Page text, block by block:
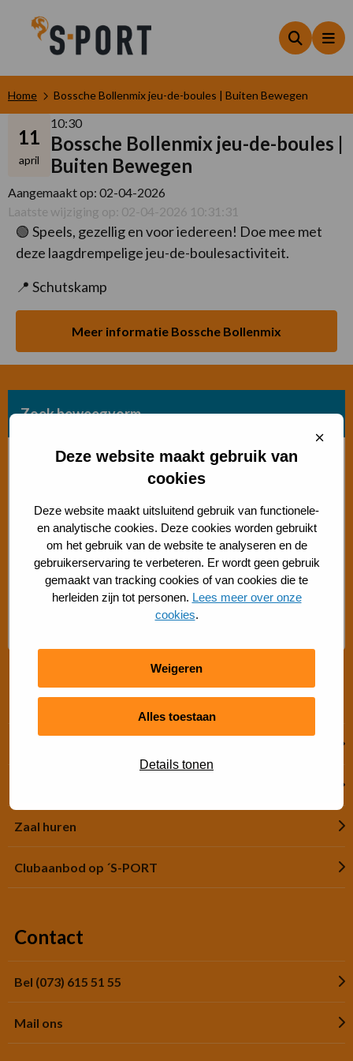
Deze website maakt gebruik van
cookies
Deze website maakt uitsluitend gebruik van functionele-
en analytische cookies. Deze cookies worden gebruikt
om het gebruik van de website te analyseren en de
gebruikerservaring te verbeteren. Er wordt geen gebruik
gemaakt van tracking cookies of van cookies die te
herleiden zijn tot personen. Lees meer over onze
cookies.
Weigeren
Alles toestaan
Details tonen
Sluit
Zoeken
Home Bossche Bollenmix jeu-de-boules | Buiten Bewegen
11
april
10:30
Bossche Bollenmix jeu-de-boules |
Buiten Bewegen
Aangemaakt op: 02-04-2026
Laatste wijziging op: 02-04-2026 10:31:31
🟢 Speels, gezellig en voor iedereen! Doe mee met
deze laagdrempelige jeu-de-boulesactiviteit.
📍 Schutskamp
Meer informatie Bossche Bollenmix
Zoek beweegvorm
Bosch beweegaanbod
Beweegaanbod 50+
Gratis buiten bewegen
Snel regelen
Zaal huren
Clubaanbod op ´S-PORT
Contact
Bel (073) 615 51 55
Mail ons